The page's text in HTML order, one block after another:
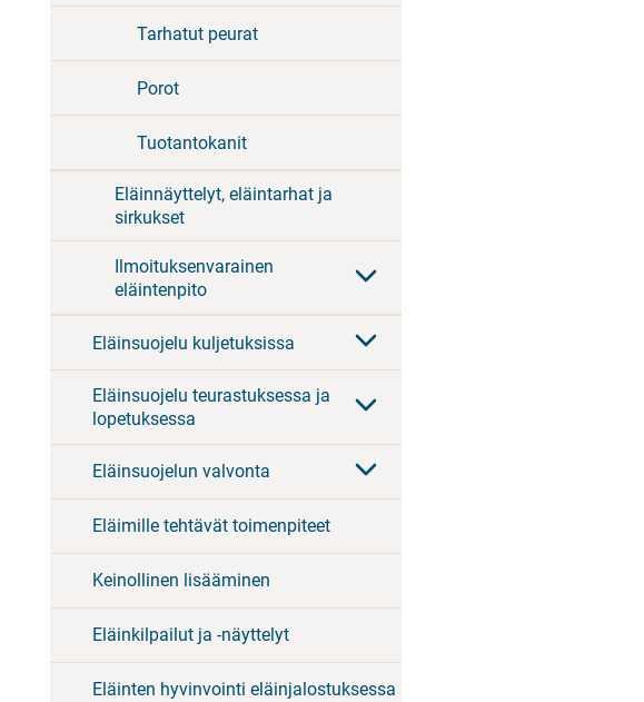
Tarhatut peurat
Porot
Tuotantokanit
Eläinnäyttelyt, eläintarhat ja
sirkukset
Ilmoituksenvarainen
eläintenpito
Eläinsuojelu kuljetuksissa
Eläinsuojelu teurastuksessa ja
lopetuksessa
Eläinsuojelun valvonta
Eläimille tehtävät toimenpiteet
Keinollinen lisääminen
Eläinkilpailut ja -näyttelyt
Eläinten hyvinvointi eläinjalostuksessa